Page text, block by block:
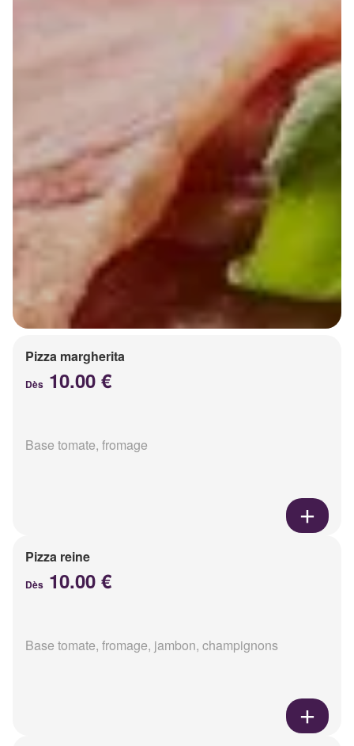
Pizza margherita
Dès 10.00 €
Base tomate, fromage
Pizza reine
Dès 10.00 €
Base tomate, fromage, jambon, champignons